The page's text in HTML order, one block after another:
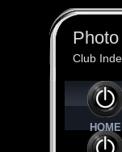
Club
HOME